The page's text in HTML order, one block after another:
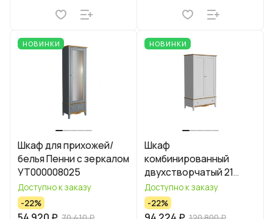
НОВИНКИ
Шкаф для прихожей/
белья Пенни с зеркалом
УТ000008025
Доступно к заказу
-22%
НОВИНКИ
Шкаф
комбинированный
двухстворчатый 21
Пенни УТ000006126
Доступно к заказу
-22%